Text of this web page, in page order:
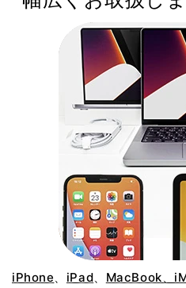
iPhone、 iPad、 MacBook、